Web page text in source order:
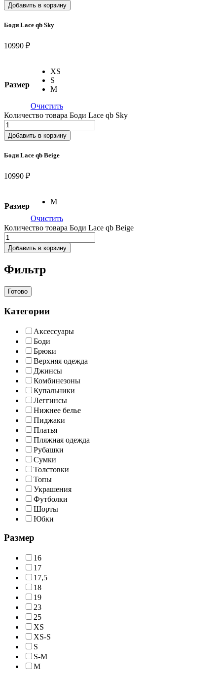
Добавить в корзину
Боди Lace qb Sky
10990 ₽
Размер
XS
S
M
Очистить
Количество товара Боди Lace qb Sky
Добавить в корзину
Боди Lace qb Beige
10990 ₽
Размер
M
Очистить
Количество товара Боди Lace qb Beige
Добавить в корзину
Фильтр
Готово
Категории
Аксессуары
Боди
Брюки
Верхняя одежда
Джинсы
Комбинезоны
Купальники
Леггинсы
Нижнее белье
Пиджаки
Платья
Пляжная одежда
Рубашки
Сумки
Толстовки
Топы
Украшения
Футболки
Шорты
Юбки
Размер
16
17
17,5
18
19
23
25
XS
XS-S
S
S-M
M